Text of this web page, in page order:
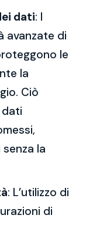
dati: I
avanzate di
le
la
Ciò
la
: L’utilizzo di
di